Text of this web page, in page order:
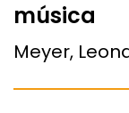
música
Meyer,